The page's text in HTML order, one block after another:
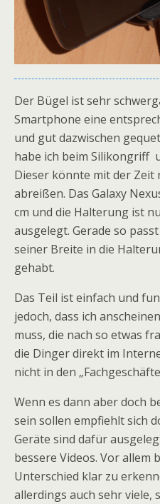
Der Bügel ist sehr
Smartphone eine
und gut dazwischen
habe ich beim Silikongriff
Dieser könnte mit der Zeit
abreißen. Das Galaxy
cm und die Halterung ist
ausgelegt. Gerade so
seiner Breite in die
gehabt.
Das Teil ist einfach und
jedoch, dass ich
muss, die nach so etwas
die Dinger direkt im
nicht in den
Wenn es dann aber doch
sein sollen empfiehlt sich
Geräte sind dafür
bessere Videos. Vor allem
Unterschied klar zu
allerdings auch sehr viele,